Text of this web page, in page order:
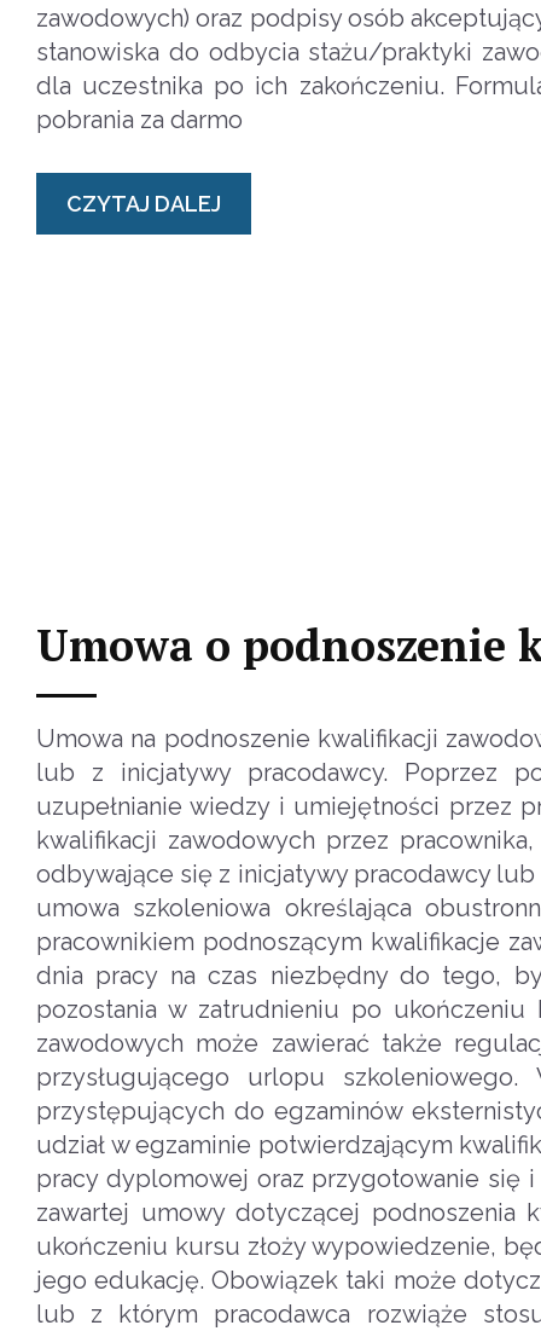
zawodowych) oraz podpisy osób
stanowiska do odbycia stażu/praktyki
dla uczestnika po ich zakończeniu.
pobrania za darmo
CZYTAJ DALEJ
Umowa o
Umowa na podnoszenie kwalifikacji
lub z inicjatywy pracodawcy. Poprzez
uzupełnianie wiedzy i umiejętności przez
kwalifikacji zawodowych przez
odbywające się z inicjatywy pracodawcy
umowa szkoleniowa określająca
pracownikiem podnoszącym kwalifikacje
dnia pracy na czas niezbędny do tego,
pozostania w zatrudnieniu po ukończeniu
zawodowych może zawierać także
przysługującego urlopu
przystępujących do egzaminów
udział w egzaminie potwierdzającym
pracy dyplomowej oraz przygotowanie się
zawartej umowy dotyczącej
ukończeniu kursu złoży wypowiedzenie,
jego edukację. Obowiązek taki może
lub z którym pracodawca rozwiąże